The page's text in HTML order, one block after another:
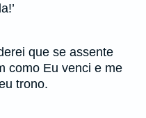
que se assente
como Eu venci e me
trono.